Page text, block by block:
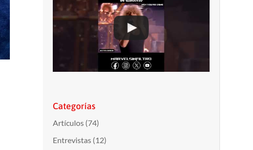
Categorías
Artículos(74)
Entrevistas(12)